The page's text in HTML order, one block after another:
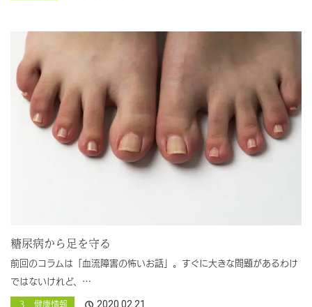
糖尿病から足を守る
前回のコラムは「血流障害の怖いお話」。すぐに大きな問題があるわけ
ではないけれど、…
３ 健康情報 2020.02.21